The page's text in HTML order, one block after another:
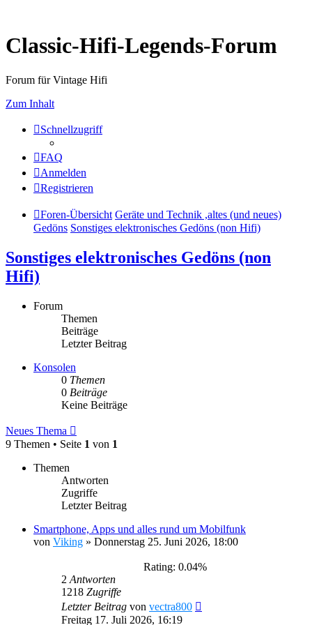
Classic-Hifi-Legends-Forum
Forum für Vintage Hifi
Zum Inhalt
Schnellzugriff
FAQ
Anmelden
Registrieren
Foren-Übersicht Geräte und Technik ,altes (und neues)
Gedöns Sonstiges elektronisches Gedöns (non Hifi)
Sonstiges elektronisches Gedöns (non
Hifi)
Forum
Themen
Beiträge
Letzter Beitrag
Konsolen
0 Themen
0 Beiträge
Keine Beiträge
Neues Thema
9 Themen • Seite 1 von 1
Themen
Antworten
Zugriffe
Letzter Beitrag
Smartphone, Apps und alles rund um Mobilfunk
von Viking » Donnerstag 25. Juni 2026, 18:00
Rating: 0.04%
2 Antworten
1218 Zugriffe
Letzter Beitrag von vectra800
Freitag 17. Juli 2026, 16:19